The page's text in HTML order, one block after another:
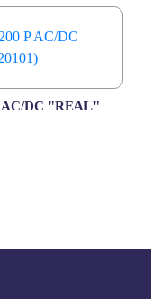
AC/DC "REAL"